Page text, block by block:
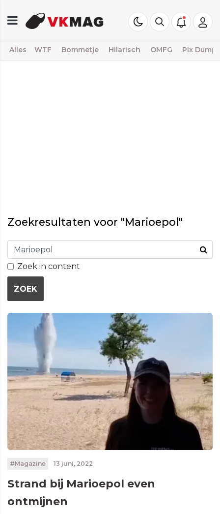
Alles WTF Bommetje Hilarisch OMFG Pix Dump
Zoekresultaten voor "Marioepol"
Zoek in content
ZOEK
#Magazine 13 juni, 2022
Strand bij Marioepol even
ontmijnen